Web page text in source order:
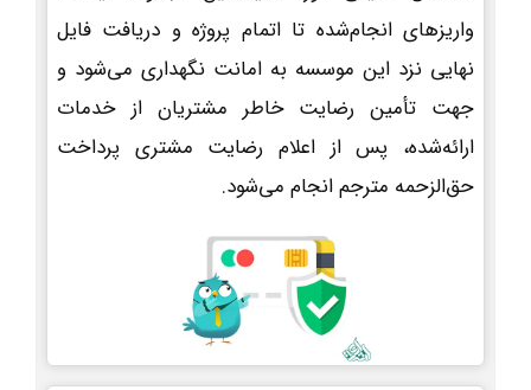
واریزهای انجام‌شده تا اتمام پروژه و دریافت فایل
نهایی نزد این موسسه به امانت نگهداری می‌شود و
جهت تأمین رضایت خاطر مشتریان از خدمات
ارائه‌شده، پس از اعلام رضایت مشتری پرداخت
حق‌الزحمه مترجم انجام می‌شود.